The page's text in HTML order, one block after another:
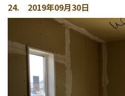
24. 2019年09月30日